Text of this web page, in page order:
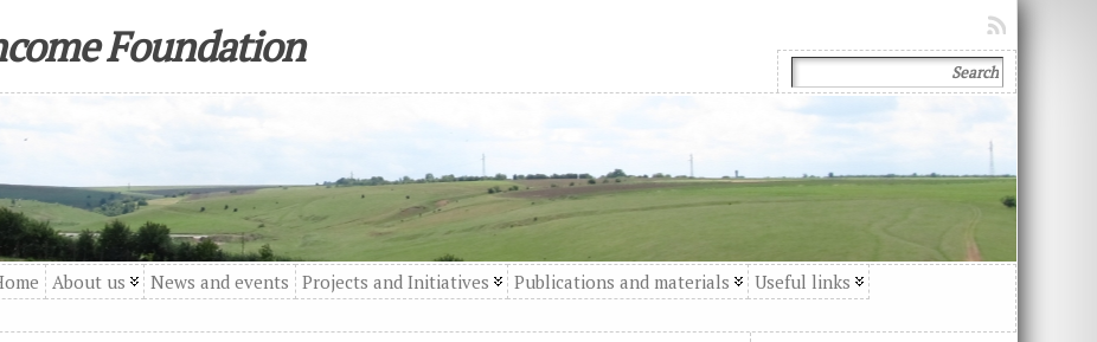
Foundation
About us News and events Projects and Initiatives Publications and materials
Useful links